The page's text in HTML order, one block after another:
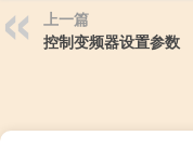
上一篇
控制变频器设置参数